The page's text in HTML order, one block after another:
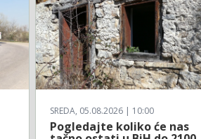
SREDA, 05.08.2026 | 10:00
Pogledajte koliko će nas